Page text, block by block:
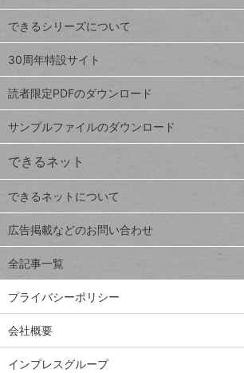
ド
Google
スプレ
ッドシ
ート
iPhone
VLOOKUP
close
閉じ
る
ト
ッ
プ
ペ
ジ
連載
Excel Q&A
トイアンナ流仕
事術
PowerAutomate
ではじめる業務
の完全自動化
AI議事録作成術
Windows 11
できるシリーズについて
30周年特設サイト
読者限定PDFのダウンロード
サンプルファイルのダウンロード
できるネット
できるネットについて
広告掲載などのお問い合わせ
全記事一覧
プライバシーポリシー
会社概要
インプレスグループ